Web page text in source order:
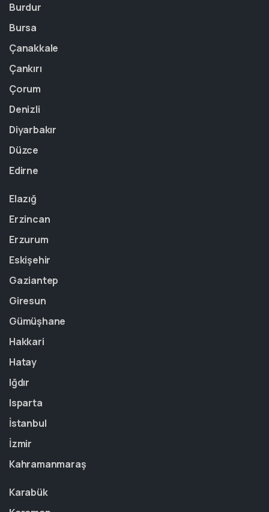
Burdur
Bursa
Çanakkale
Çankırı
Çorum
Denizli
Diyarbakır
Düzce
Edirne
Elazığ
Erzincan
Erzurum
Eskişehir
Gaziantep
Giresun
Gümüşhane
Hakkari
Hatay
Iğdır
Isparta
İstanbul
İzmir
Kahramanmaraş
Karabük